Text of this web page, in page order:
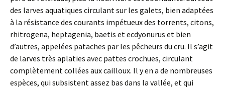
des larves aquatiques circulant sur les galets, bien adaptées
à la résistance des courants impétueux des torrents, citons,
rhitrogena, heptagenia, baetis et ecdyonurus et bien
d’autres, appelées pataches par les pêcheurs du cru. Il s’agit
de larves très aplaties avec pattes crochues, circulant
complètement collées aux cailloux. Il y en a de nombreuses
espèces, qui subsistent assez bas dans la vallée, et qui